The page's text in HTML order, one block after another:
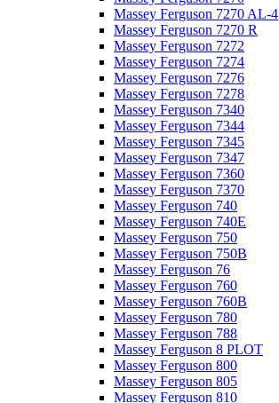
Massey Ferguson 7270 AL-4
Massey Ferguson 7270 R
Massey Ferguson 7272
Massey Ferguson 7274
Massey Ferguson 7276
Massey Ferguson 7278
Massey Ferguson 7340
Massey Ferguson 7344
Massey Ferguson 7345
Massey Ferguson 7347
Massey Ferguson 7360
Massey Ferguson 7370
Massey Ferguson 740
Massey Ferguson 740E
Massey Ferguson 750
Massey Ferguson 750B
Massey Ferguson 76
Massey Ferguson 760
Massey Ferguson 760B
Massey Ferguson 780
Massey Ferguson 788
Massey Ferguson 8 PLOT
Massey Ferguson 800
Massey Ferguson 805
Massey Ferguson 810